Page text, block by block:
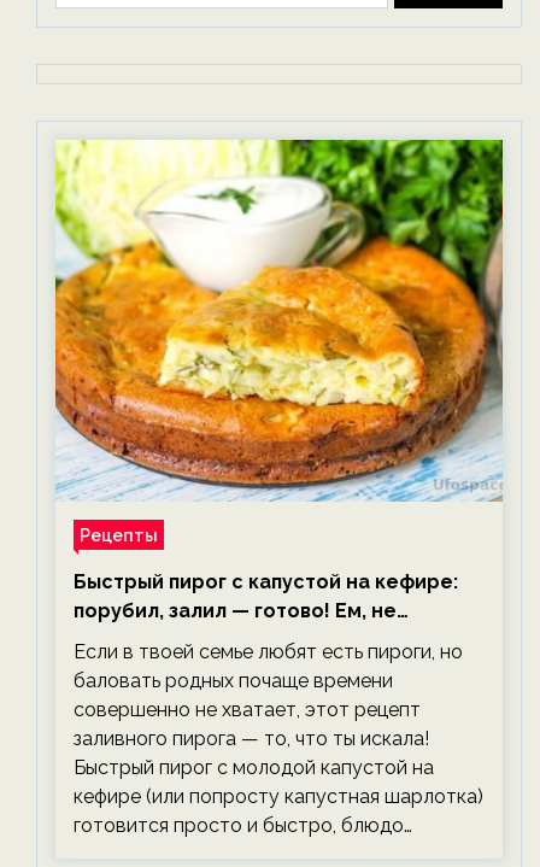
Рецепты
Быстрый пирог с капустой на кефире:
порубил, залил — готово! Ем, не
тревожась о фигуре!
Если в твоей семье любят есть пироги, но
баловать родных почаще времени
совершенно не хватает, этот рецепт
заливного пирога — то, что ты искала!
Быстрый пирог с молодой капустой на
кефире (или попросту капустная шарлотка)
готовится просто и быстро, блюдо…